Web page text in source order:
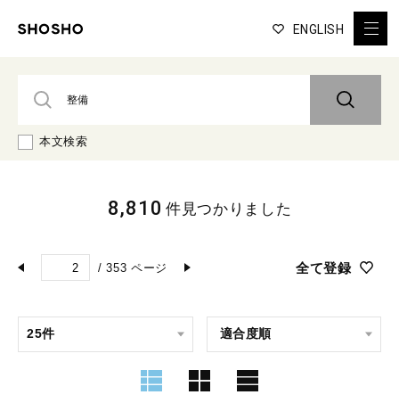
ENGLISH
本文検索
/ 353 ページ 全て登録
8,810 件見つかりました